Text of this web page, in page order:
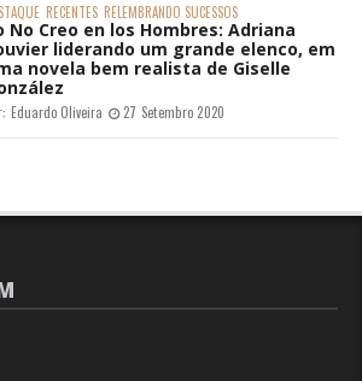
RECENTES RELEMBRANDO SUCESSOS
No Creo en los Hombres: Adriana
liderando um grande elenco, em
novela bem realista de Giselle
Eduardo Oliveira 27 Setembro 2020